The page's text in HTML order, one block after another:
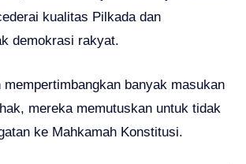
kualitas Pilkada dan
demokrasi rakyat.
mempertimbangkan banyak masukan
mereka memutuskan untuk tidak
ke Mahkamah Konstitusi.